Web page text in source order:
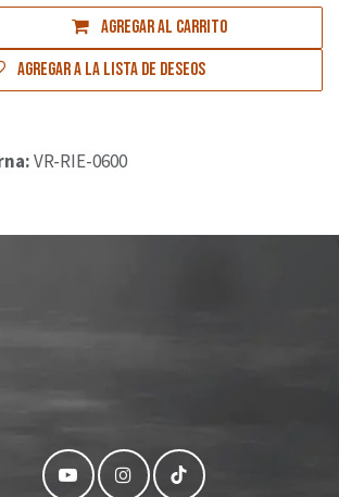
Agregar al carrito
Agregar a la lista de deseos
VR-RIE-0600